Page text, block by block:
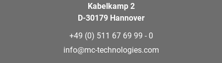
Kabelkamp 2
D-30179 Hannover
+49 (0) 511 67 69 99 - 0
info@mc-technologies.com